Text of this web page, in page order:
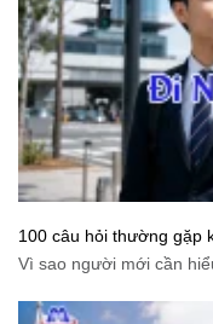
100 câu hỏi thường gặp
hiểu cho người mới bắt
Vì sao người mới cần